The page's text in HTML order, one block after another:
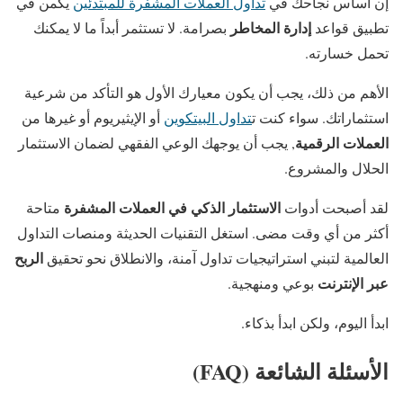
تطبيق قواعد إدارة المخاطر بصرامة. لا تستثمر أبداً ما لا يمكنك
تحمل خسارته.
الأهم من ذلك، يجب أن يكون معيارك الأول هو التأكد من شرعية
استثماراتك. سواء كنت تتداول البيتكوين أو الإيثيريوم أو غيرها من
العملات الرقمية, يجب أن يوجهك الوعي الفقهي لضمان الاستثمار
الحلال والمشروع.
لقد أصبحت أدوات الاستثمار الذكي في العملات المشفرة متاحة
أكثر من أي وقت مضى. استغل التقنيات الحديثة ومنصات التداول
العالمية لتبني استراتيجيات تداول آمنة، والانطلاق نحو تحقيق الربح
عبر الإنترنت بوعي ومنهجية.
ابدأ اليوم، ولكن ابدأ بذكاء.
الأسئلة الشائعة (FAQ)